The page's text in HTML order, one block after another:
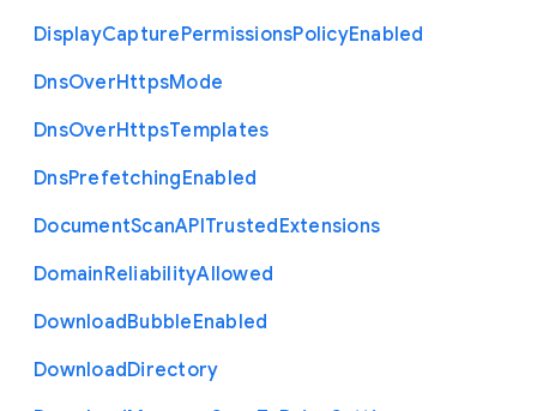
DisplayCapturePermissionsPolicyEnabled
DnsOverHttpsMode
DnsOverHttpsTemplates
DnsPrefetchingEnabled
DocumentScanAPITrustedExtensions
DomainReliabilityAllowed
DownloadBubbleEnabled
DownloadDirectory